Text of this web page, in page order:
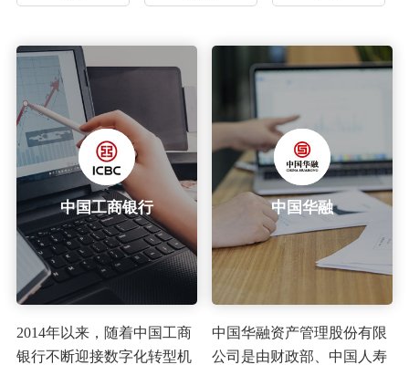
中国工商银行
2014年以来，随着中国工商
银行不断迎接数字化转型机
中国华融
中国华融资产管理股份有限
公司是由财政部、中国人寿